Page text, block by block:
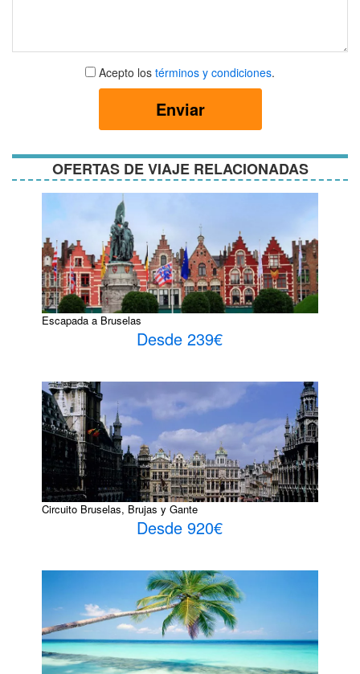
Aceptar
términos
Acepto los términos y condiciones.
Enviar
OFERTAS DE VIAJE RELACIONADAS
Escapada a Bruselas
Desde 239€
Circuito Bruselas, Brujas y Gante
Desde 920€